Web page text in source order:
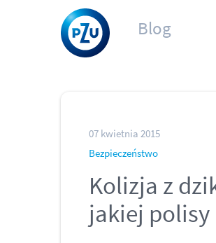
Blog
07 kwietnia 2015
Bezpieczeństwo
Kolizja z
jakiej polisy